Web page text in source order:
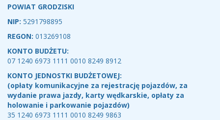
POWIAT GRODZISKI
NIP: 5291798895
REGON: 013269108
KONTO BUDŻETU:
07 1240 6973 1111 0010 8249 8912
KONTO JEDNOSTKI BUDŻETOWEJ:
(opłaty komunikacyjne za rejestrację pojazdów, za
wydanie prawa jazdy, karty wędkarskie, opłaty za
holowanie i parkowanie pojazdów)
35 1240 6973 1111 0010 8249 9863